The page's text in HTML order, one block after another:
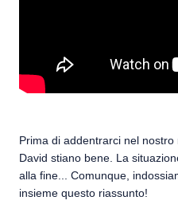
Prima di addentrarci nel
David stiano bene. La
alla fine... Comunque,
insieme questo riassunto!